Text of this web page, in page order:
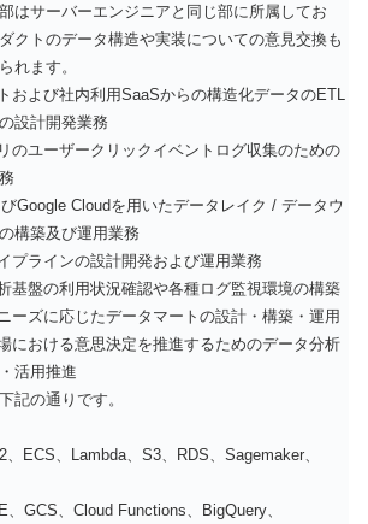
はサーバーエンジニアと同じ部に所属してお
クトのデータ構造や実装についての意見交換も
れます。
および社内利用SaaSからの構造化データのETL
設計開発業務
のユーザークリックイベントログ収集のための
Google Cloudを用いたデータレイク / データウ
構築及び運用業務
プラインの設計開発および運用業務
基盤の利用状況確認や各種ログ監視環境の構築
ーズに応じたデータマートの設計・構築・運用
における意思決定を推進するためのデータ分析
活用推進
記の通りです。
、ECS、Lambda、S3、RDS、Sagemaker、
、GCS、Cloud Functions、BigQuery、